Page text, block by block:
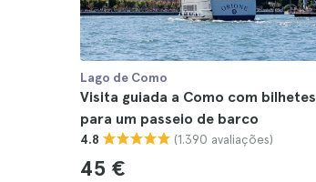
Lago de Como
Visita guiada a Como com bilhetes
para um passeio de barco
4.8 (1.390 avaliações)
45 €